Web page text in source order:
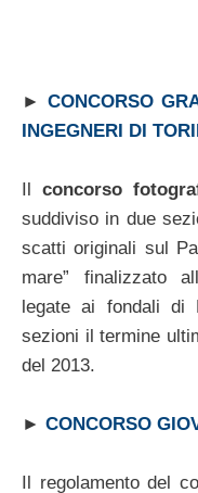
► CONCORSO
INGEGNERI DI
concorso
suddiviso in due
scatti originali sul
mare” finalizzato
legate ai fondali di
sezioni il termine
del 2013.
► CONCORSO
Il regolamento del